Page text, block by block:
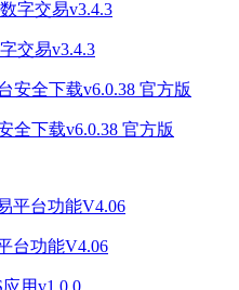
交易v3.4.3
全下载v6.0.38 官方版
台功能V4.06